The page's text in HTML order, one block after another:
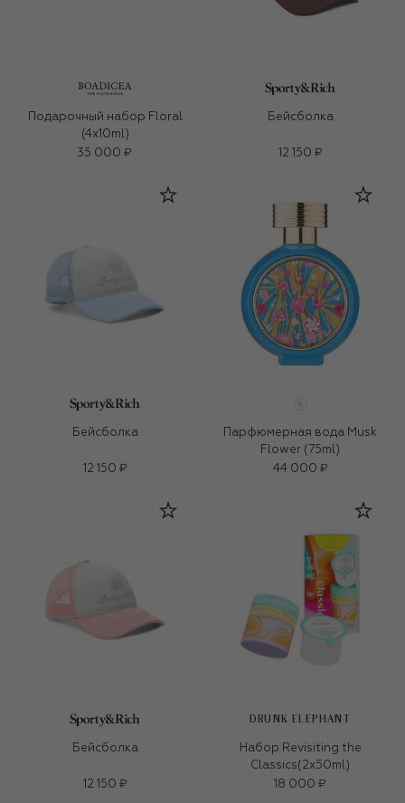
Подарочный набор Floral
(4x10ml)
35 000 ₽
Бейсболка
12 150 ₽
Бейсболка
12 150 ₽
Парфюмерная вода Musk
Flower (75ml)
44 000 ₽
Бейсболка
12 150 ₽
DRUNK ELEPHANT
Набор Revisiting the
Classics(2x50ml)
18 000 ₽